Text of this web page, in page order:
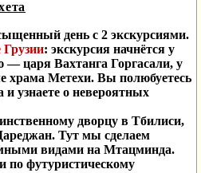
день с 2 экскурсиями.
Грузии: экскурсия начнётся у
— царя Вахтанга Горгасали, у
храма Метехи. Вы полюбуетесь
узнаете о невероятных
дворцу в Тбилиси,
Тут мы сделаем
видами на Мтацминда.
по футуристическому